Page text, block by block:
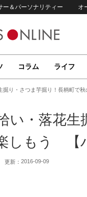
ー＆パーソナリティー オ
コラム ライフ
掘り・さつま芋掘り！長柄町で
い・落花
しもう 【
更新： 2016-09-09